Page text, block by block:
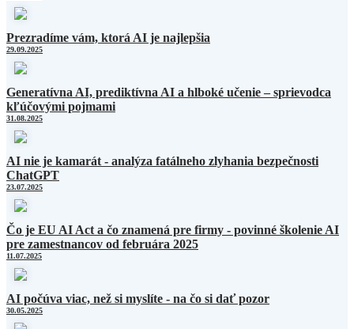
Prezradíme vám, ktorá AI je najlepšia
29.09.2025
Generatívna AI, prediktívna AI a hlboké učenie – sprievodca
kľúčovými pojmami
31.08.2025
AI nie je kamarát - analýza fatálneho zlyhania bezpečnosti
ChatGPT
23.07.2025
Čo je EU AI Act a čo znamená pre firmy - povinné školenie AI
pre zamestnancov od februára 2025
11.07.2025
AI počúva viac, než si myslíte - na čo si dať pozor
30.05.2025